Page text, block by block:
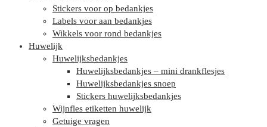
Stickers voor op bedankjes
Labels voor aan bedankjes
Wikkels voor rond bedankjes
Huwelijk
Huwelijksbedankjes
Huwelijksbedankjes – mini drankflesjes
Huwelijksbedankjes snoep
Stickers huwelijksbedankjes
Wijnfles etiketten huwelijk
Getuige vragen